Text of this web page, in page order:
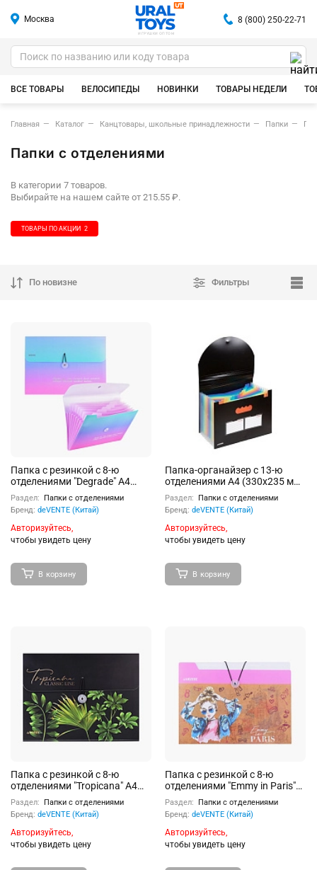
Москва
ИГРУШКИ ОПТОМ
8 (800) 250-22-71
ВСЕ ТОВАРЫ ВЕЛОСИПЕДЫ НОВИНКИ ТОВАРЫ НЕДЕЛИ
Главная Каталог Канцтовары, школьные принадлежности Папки
Папки с отделениями
В категории 7 товаров.
Выбирайте на нашем сайте от 215.55 ₽.
ТОВАРЫ ПО АКЦИИ 2
По новизне Фильтры
Папка с резинкой с 8-ю
отделениями "Degrade" A4
(328x235x16 мм) 600 мкм,
фактура "песок" с рисунком
Раздел:
Папки с отделениями
Бренд: deVENTE (Китай)
Авторизуйтесь,
чтобы увидеть цену
В корзину
Папка-органайзер с 13-ю
отделениями A4 (330x235 мм)
700 мкм, разделители 130
мкм, черная с цветными
разделителями, с клапаном
на резинке, индивидуальная
упаковка
Раздел:
Папки с отделениями
Бренд: deVENTE (Китай)
Авторизуйтесь,
чтобы увидеть цену
В корзину
Папка с резинкой с 8-ю
отделениями "Tropicana" A4
(328x235x16 мм) 600 мкм,
фактура "песок" с рисунком,
тиснение фольгой,
внутренние карманы 140
мкм, индивидуальная
Раздел:
Папки с отделениями
Бренд: deVENTE (Китай)
Авторизуйтесь,
чтобы увидеть цену
Папка с резинкой с 8-ю
отделениями "Emmy in Paris"
A4 (330x240x16 мм) 600 мкм,
фактура крафт-имитация с
рисунком, тиснение фольгой,
внутренние карманы 140
мкм, индивидуальная
Раздел:
Папки с отделениями
Бренд: deVENTE (Китай)
Авторизуйтесь,
чтобы увидеть цену